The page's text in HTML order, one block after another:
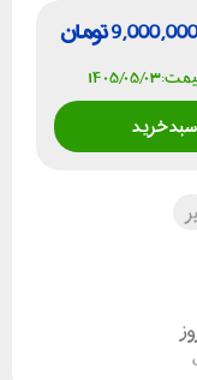
تومان9,000,000
۰۵/۰۳
خرید